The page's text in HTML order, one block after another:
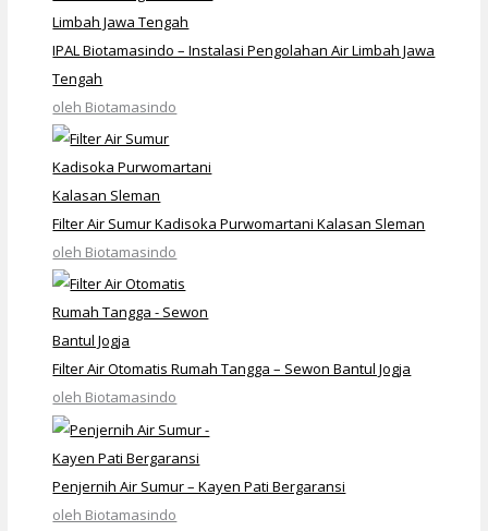
IPAL Biotamasindo – Instalasi Pengolahan Air Limbah Jawa
Tengah
oleh Biotamasindo
Filter Air Sumur Kadisoka Purwomartani Kalasan Sleman
oleh Biotamasindo
Filter Air Otomatis Rumah Tangga – Sewon Bantul Jogja
oleh Biotamasindo
Penjernih Air Sumur – Kayen Pati Bergaransi
oleh Biotamasindo